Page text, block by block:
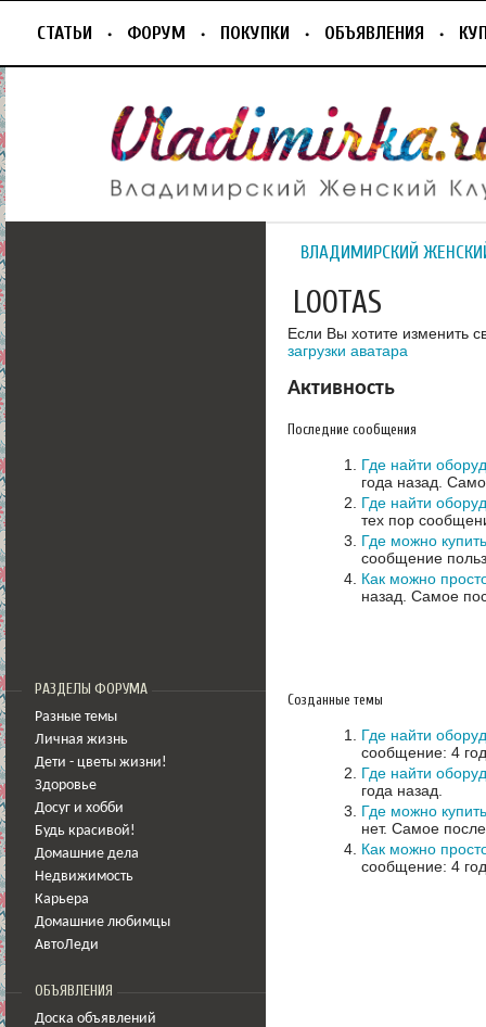
СТАТЬИ ФОРУМ ПОКУПКИ ОБЪЯВЛЕНИЯ
РАЗДЕЛЫ ФОРУМА
Разные темы
Личная жизнь
Дети - цветы жизни!
Здоровье
Досуг и хобби
Будь красивой!
Домашние дела
Недвижимость
Карьера
Домашние любимцы
АвтоЛеди
ОБЪЯВЛЕНИЯ
Доска объявлений
ВЛАДИМИРСКИЙ
LOOTAS
Если Вы хотите изменить
загрузки аватара
Активность
Последние сообщения
Где найти
года назад.
Где найти
тех пор
Где можно
сообщение
Как можно
назад. Самое
Созданные темы
Где найти
сообщение: 4
Где найти
года назад.
Где можно
нет. Самое
Как можно
сообщение: 4